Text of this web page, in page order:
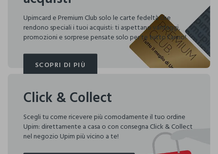
Upimcard e Premium Club solo le carte fedeltà che
rendono speciali i tuoi acquisti: ti aspettano vantaggi,
promozioni e sorprese pensate solo per te tutto l'anno!
SCOPRI DI PIÙ
SCOPRI DI PIÙ
Click & Collect
Scegli tu come ricevere più comodamente il tuo ordine
Upim: direttamente a casa o con consegna Click & Collect
nel negozio Upim più vicino a te!